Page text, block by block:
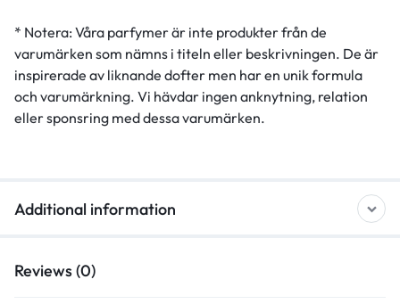
Additional information
* Notera: Våra parfymer är inte produkter från de
varumärken som nämns i titeln eller beskrivningen. De är
inspirerade av liknande dofter men har en unik formula
och varumärkning. Vi hävdar ingen anknytning, relation
eller sponsring med dessa varumärken.
Reviews (0)